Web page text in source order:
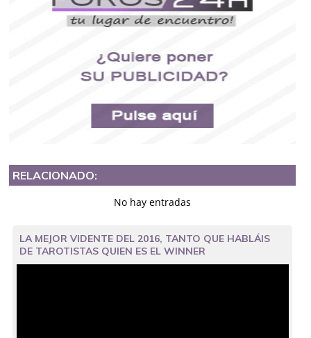
RELACIONADO:
No hay entradas
LA MEJOR VIDENTE DEL 2016, TANTO QUE HABLÁIS
DE TAROTISTAS QUIEN ES EL WINNER